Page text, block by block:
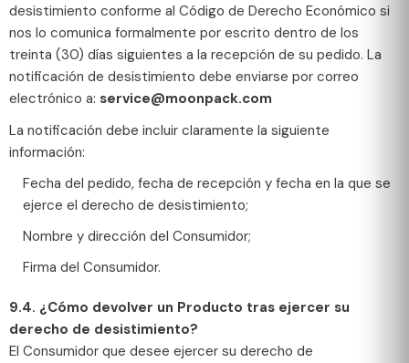
desistimiento conforme al Código de Derecho Económico si
nos lo comunica formalmente por escrito dentro de los
treinta (30) días siguientes a la recepción de su pedido. La
notificación de desistimiento debe enviarse por correo
electrónico a: service@moonpack.com
La notificación debe incluir claramente la siguiente
información:
Fecha del pedido, fecha de recepción y fecha en la que se
ejerce el derecho de desistimiento;
Nombre y dirección del Consumidor;
Firma del Consumidor.
9.4. ¿Cómo devolver un Producto tras ejercer su
derecho de desistimiento?
El Consumidor que desee ejercer su derecho de